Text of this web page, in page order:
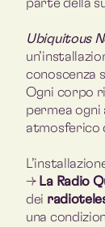
parte della
Ubiquitous
conoscenza
Ogni corpo
permea
atmosferico
→ La Radio
dei
una